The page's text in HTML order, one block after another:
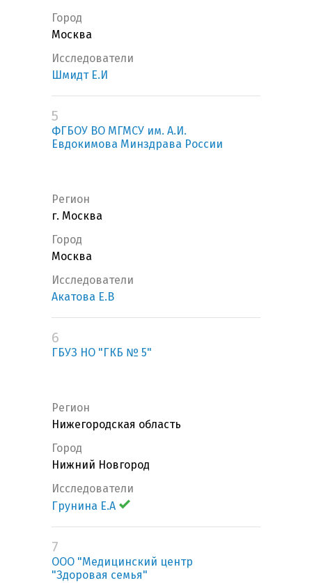
Город
Москва
Исследователи
Шмидт Е.И
5
ФГБОУ ВО МГМСУ им. А.И.
Евдокимова Минздрава России
Регион
г. Москва
Город
Москва
Исследователи
Акатова Е.В
6
ГБУЗ НО "ГКБ № 5"
Регион
Нижегородская область
Город
Нижний Новгород
Исследователи
Грунина Е.А
7
ООО "Медицинский центр
"Здоровая семья"